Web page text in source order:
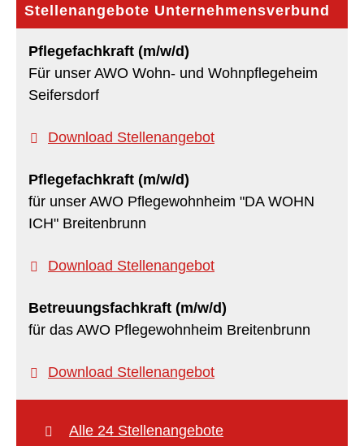
Stellenangebote Unternehmensverbund
Pflegefachkraft (m/w/d)
Für unser AWO Wohn- und Wohnpflegeheim
Seifersdorf
Download Stellenangebot
Pflegefachkraft (m/w/d)
für unser AWO Pflegewohnheim "DA WOHN
ICH" Breitenbrunn
Download Stellenangebot
Betreuungsfachkraft (m/w/d)
für das AWO Pflegewohnheim Breitenbrunn
Download Stellenangebot
Alle 24 Stellenangebote